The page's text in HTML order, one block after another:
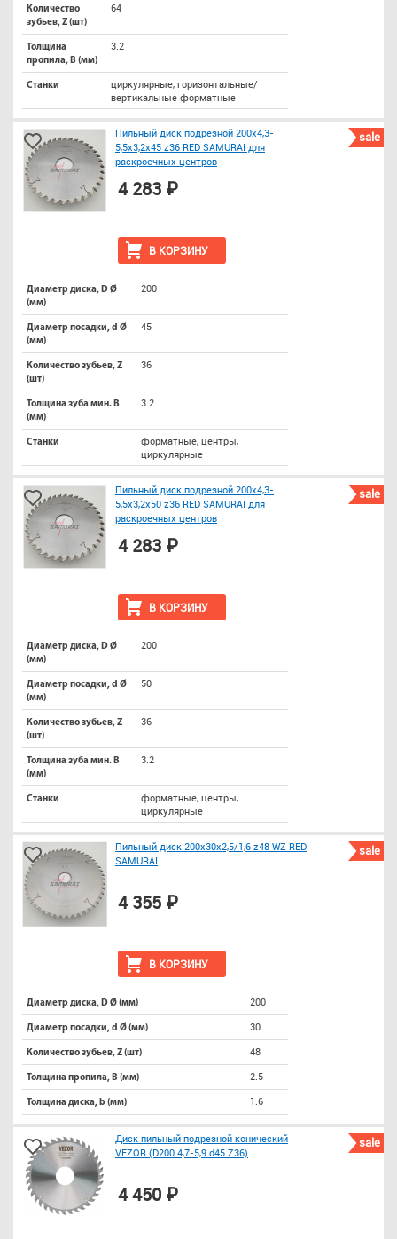
Количество
зубьев, Z (шт)
64
Толщина
пропила, B (мм)
3.2
Станки
циркулярные, горизонтальные/
вертикальные форматные
sale
Пильный диск подрезной 200x4,3-
5,5x3,2x45 z36 RED SAMURAI для
раскроечных центров
В КОРЗИНУ
4 283 ₽
Диаметр диска, D Ø
(мм)
200
Диаметр посадки, d Ø
(мм)
45
Количество зубьев, Z
(шт)
36
Толщина зуба мин. B
(мм)
3.2
Станки
форматные, центры,
циркулярные
sale
Пильный диск подрезной 200x4,3-
5,5x3,2x50 z36 RED SAMURAI для
раскроечных центров
В КОРЗИНУ
4 283 ₽
Диаметр диска, D Ø
(мм)
200
Диаметр посадки, d Ø
(мм)
50
Количество зубьев, Z
(шт)
36
Толщина зуба мин. B
(мм)
3.2
Станки
форматные, центры,
циркулярные
sale
Пильный диск 200х30х2,5/1,6 z48 WZ RED
SAMURAI
В КОРЗИНУ
4 355 ₽
Диаметр диска, D Ø (мм) 200
Диаметр посадки, d Ø (мм) 30
Количество зубьев, Z (шт) 48
Толщина пропила, B (мм) 2.5
Толщина диска, b (мм) 1.6
sale
Диск пильный подрезной конический
VEZOR (D200 4,7-5,9 d45 Z36)
4 450 ₽